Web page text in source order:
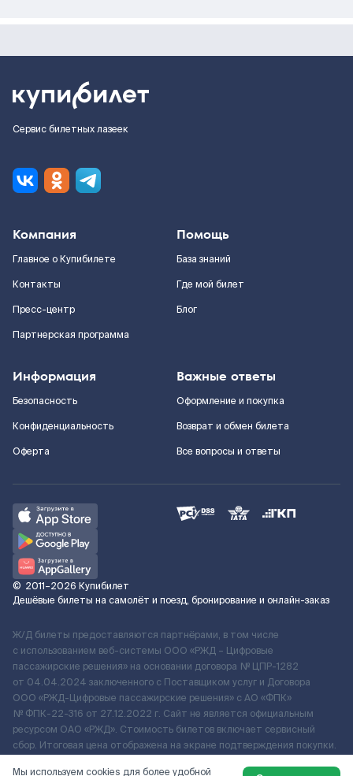
Сервис билетных лазеек
Компания
Главное о Купибилете
Контакты
Пресс-центр
Партнерская программа
Помощь
База знаний
Где мой билет
Блог
Информация
Безопасность
Конфиденциальность
Оферта
Важные ответы
Оформление и покупка
Возврат и обмен билета
Все вопросы и ответы
© 2011–2026 Купибилет
Дешёвые билеты на самолёт и поезд, бронирование и онлайн-заказ
Ж/Д билеты предоставляются партнёрами, в том числе
с использованием веб-системы ООО «РЖД – Цифровые
пассажирские решения» на основании договора № ЦПР-1282
от 04.04.2024 заключенного с Поставщиком услуг и Договора
ООО «РЖД-Цифровые пассажирские решения» c АО «ФПК»
№ ФПК-22-316 от 27.12.2022 г. Сайт не является официальным
ресурсом ОАО «РЖД». Стоимость билетов включает сервисный
сбор. Итоговая цена отображена на экране подтверждения покупки.
Мы используем cookies для более удобной